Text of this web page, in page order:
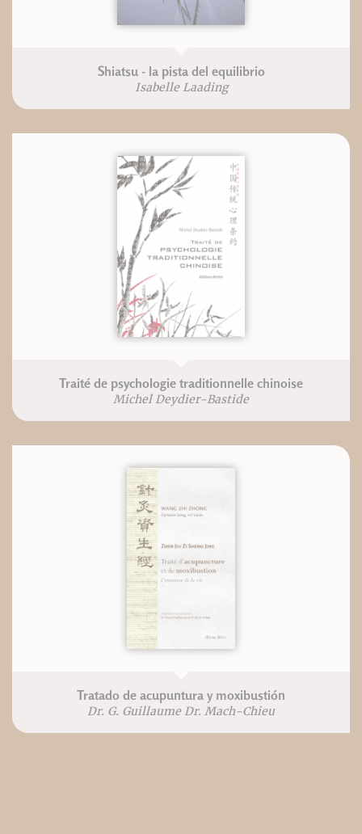
Shiatsu - la pista del equilibrio
Isabelle Laading
Traité de psychologie traditionnelle chinoise
Michel Deydier-Bastide
Tratado de acupuntura y moxibustión
Dr. G. Guillaume Dr. Mach-Chieu